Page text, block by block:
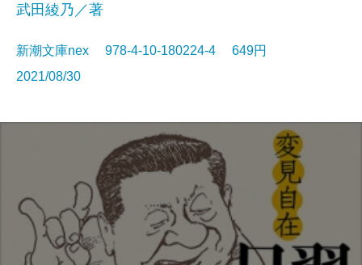
武田綾乃／著
新潮文庫nex 978-4-10-180224-4 649円
2021/08/30